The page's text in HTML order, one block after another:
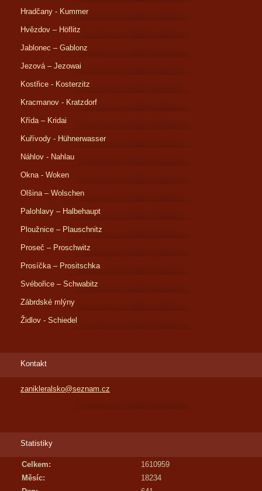
Hradčany - Kummer
Hvězdov – Höflitz
Jablonec – Gablonz
Jezová – Jezowai
Kostřice - Kosterzitz
Kracmanov - Kratzdorf
Křída – Kridai
Kuřívody - Hühnerwasser
Náhlov - Nahlau
Okna - Woken
Olšina – Wolschen
Palohlavy – Halbehaupt
Ploužnice – Plauschnitz
Proseč – Proschwitz
Prosíčka – Prositschka
Svébořice – Schwabitz
Zábrdské mlýny
Židlov - Schiedel
Kontakt
zanikleralsko@seznam.cz
Statistiky
Celkem:
1610959
Měsíc:
18234